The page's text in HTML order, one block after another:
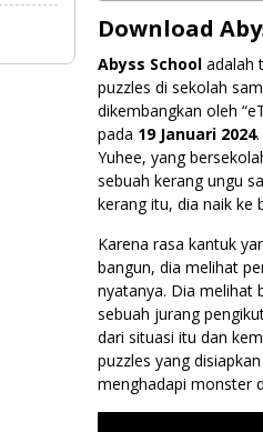
Download
Abyss School adalah
puzzles di sekolah
dikembangkan oleh
pada 19 Januari 2024
Yuhee, yang
sebuah kerang ungu
kerang itu, dia naik ke
Karena rasa kantuk
bangun, dia melihat
nyatanya. Dia melihat
sebuah jurang
dari situasi itu dan
puzzles yang
menghadapi monster